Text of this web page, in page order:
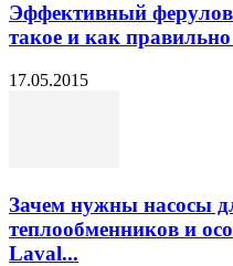
Эффективный
такое и как
17.05.2015
Зачем нужны насосы
теплообменников и
Laval...